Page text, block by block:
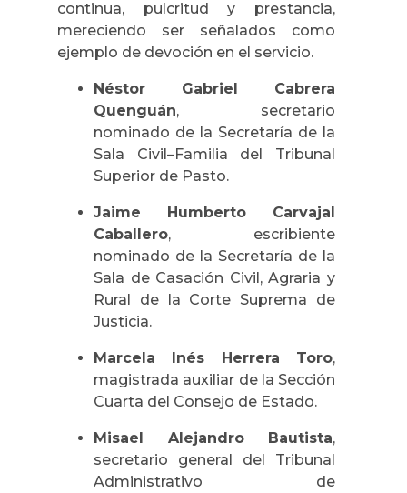
continua, pulcritud y prestancia,
mereciendo ser señalados como
ejemplo de devoción en el servicio.
Néstor Gabriel Cabrera
Quenguán, secretario
nominado de la Secretaría de la
Sala Civil–Familia del Tribunal
Superior de Pasto.
Jaime Humberto Carvajal
Caballero, escribiente
nominado de la Secretaría de la
Sala de Casación Civil, Agraria y
Rural de la Corte Suprema de
Justicia.
Marcela Inés Herrera Toro,
magistrada auxiliar de la Sección
Cuarta del Consejo de Estado.
Misael Alejandro Bautista,
secretario general del Tribunal
Administrativo de